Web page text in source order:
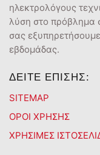
ηλεκτρολόγους
λύση στο πρόβλημα
σας
εβδομάδας.
ΔΕΙΤΕ ΕΠΙΣΗΣ:
SITEMAP
ΟΡΟΙ ΧΡΗΣΗΣ
ΧΡΗΣΙΜΕΣ